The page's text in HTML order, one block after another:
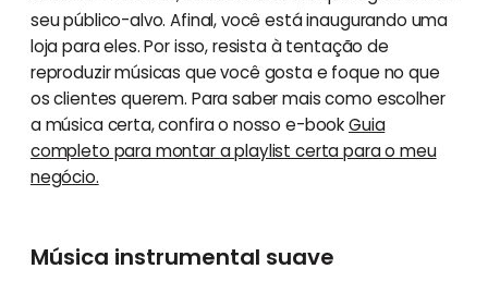
seu público-alvo. Afinal, você está inaugurando uma
loja para eles. Por isso, resista à tentação de
reproduzir músicas que você gosta e foque no que
os clientes querem. Para saber mais como escolher
a música certa, confira o nosso e-bookGuia
completo para montar a playlist certa para o meu
negócio.
Música instrumental suave